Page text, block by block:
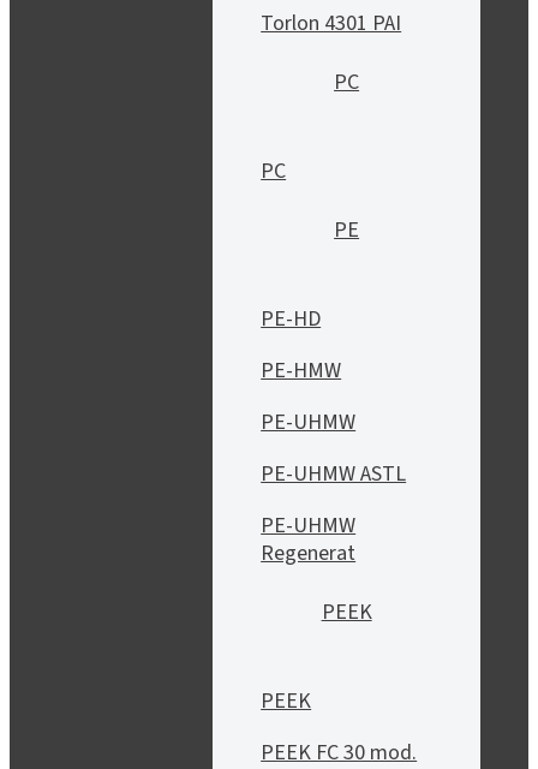
Torlon 4301 PAI
PC
PC
PE
PE-HD
PE-HMW
PE-UHMW
PE-UHMW ASTL
PE-UHMW
Regenerat
PEEK
PEEK
PEEK FC 30 mod.